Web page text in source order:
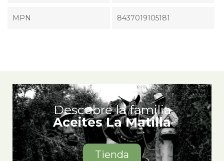
MPN 8437019105181
Descubre la familia
Aceites La Matilla
Tienda